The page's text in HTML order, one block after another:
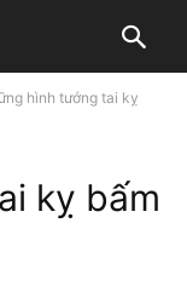
hình tướng tai kỵ
kỵ bấm